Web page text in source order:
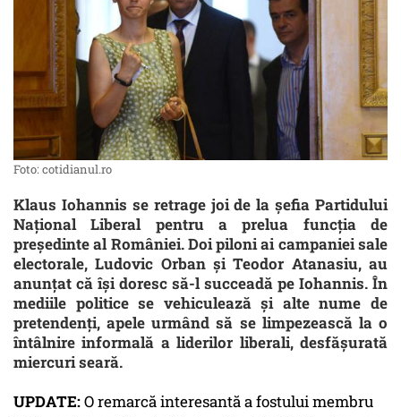
Foto: cotidianul.ro
Klaus Iohannis se retrage joi de la șefia Partidului
Național Liberal pentru a prelua funcția de
președinte al României. Doi piloni ai campaniei sale
electorale, Ludovic Orban și Teodor Atanasiu, au
anunțat că își doresc să-l succeadă pe Iohannis. În
mediile politice se vehiculează și alte nume de
pretendenți, apele urmând să se limpezească la o
întâlnire informală a liderilor liberali, desfășurată
miercuri seară.
UPDATE:O remarcă interesantă a fostului membru